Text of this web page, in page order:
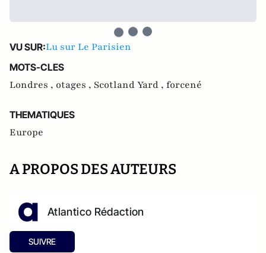
VU SUR:Lu sur Le Parisien
MOTS-CLES
Londres , otages , Scotland Yard , forcené
THEMATIQUES
Europe
A PROPOS DES AUTEURS
Atlantico Rédaction
SUIVRE